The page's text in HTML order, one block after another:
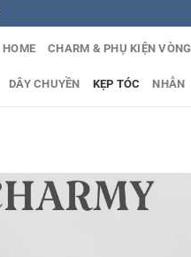
HOME CHARM & PHỤ KIỆN VÒNG
DÂY CHUYỀN KẸP TÓC NHẪN